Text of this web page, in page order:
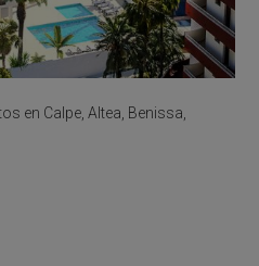
en Calpe, Altea, Benissa,